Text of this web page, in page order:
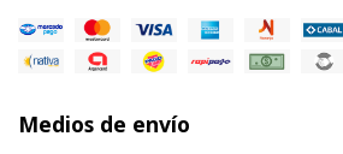
Medios de envío